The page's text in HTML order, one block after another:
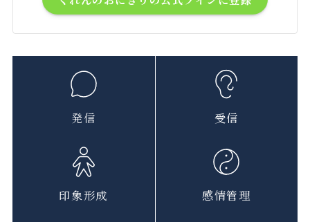
発信 受信
印象形成 感情管理